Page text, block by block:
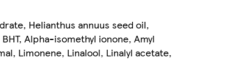
Helianthus annuus seed oil,
Alpha-isomethyl ionone, Amyl
Limonene, Linalool, Linalyl acetate,